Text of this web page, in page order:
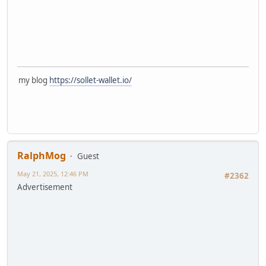
my blog https://sollet-wallet.io/
RalphMog
Guest
#2362
May 21, 2025, 12:46 PM
Advertisement